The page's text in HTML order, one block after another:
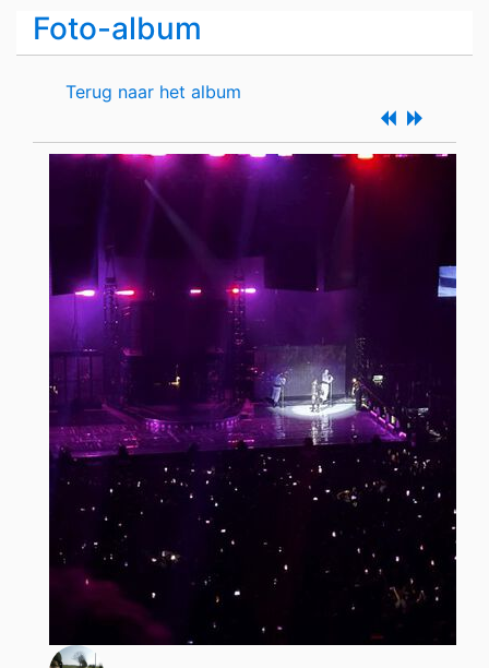
Foto-album
Terug naar het album